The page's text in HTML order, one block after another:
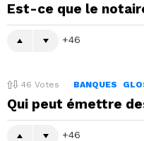
Est-ce que le
46
46 Votes BANQUES
Qui peut émettre
46